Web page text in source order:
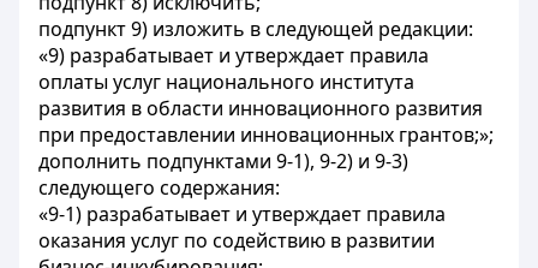
подпункт 9) изложить в следующей редакции:
«9) разрабатывает и утверждает правила
оплаты услуг национального института
развития в области инновационного развития
при предоставлении инновационных грантов;»;
дополнить подпунктами 9-1), 9-2) и 9-3)
следующего содержания:
«9-1) разрабатывает и утверждает правила
оказания услуг по содействию в развитии